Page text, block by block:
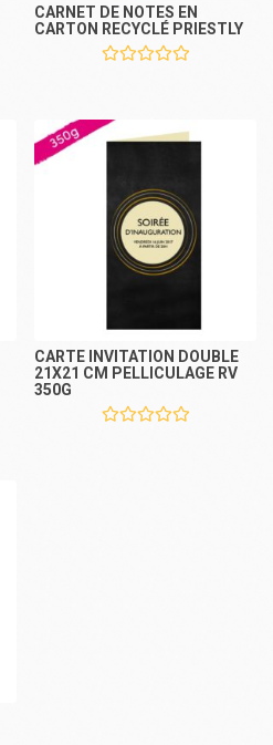
CARNET DE NOTES EN
CARTON RECYCLÉ PRIESTLY
CARTE INVITATION DOUBLE
21X21 CM PELLICULAGE RV
350G